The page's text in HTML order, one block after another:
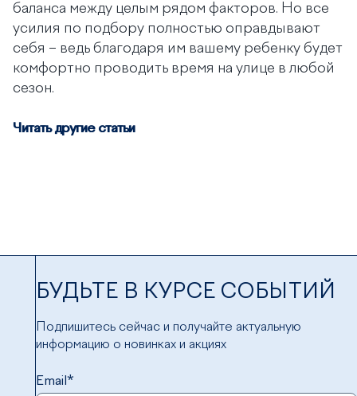
баланса между целым рядом факторов. Но все
усилия по подбору полностью оправдывают
себя – ведь благодаря им вашему ребенку будет
комфортно проводить время на улице в любой
сезон.
Читать другие статьи
БУДЬТЕ В КУРСЕ СОБЫТИЙ
Подпишитесь сейчас и получайте актуальную
информацию о новинках и акциях
Email*